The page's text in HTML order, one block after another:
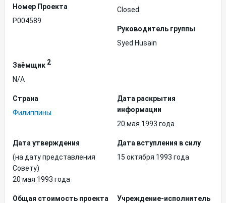
Hомер Проекта
P004589
Closed
Руководитель группы
Syed Husain
Заёмщик 2
N/A
Страна
Филиппины
Дата раскрытия
информации
20 мая 1993 года
Дата утверждения
(на дату представления
Совету)
20 мая 1993 года
Дата вступления в силу
15 октября 1993 года
Общая стоимость проекта
Учреждение-исполнитель